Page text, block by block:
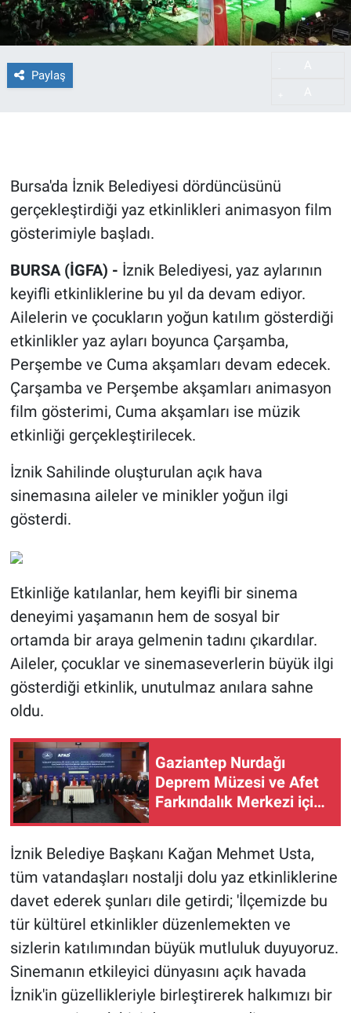
Paylaş
Bursa'da İznik Belediyesi dördüncüsünü
gerçekleştirdiği yaz etkinlikleri animasyon film
gösterimiyle başladı.
BURSA (İGFA) - İznik Belediyesi, yaz aylarının
keyifli etkinliklerine bu yıl da devam ediyor.
Ailelerin ve çocukların yoğun katılım gösterdiği
etkinlikler yaz ayları boyunca Çarşamba,
Perşembe ve Cuma akşamları devam edecek.
Çarşamba ve Perşembe akşamları animasyon
film gösterimi, Cuma akşamları ise müzik
etkinliği gerçekleştirilecek.
İznik Sahilinde oluşturulan açık hava
sinemasına aileler ve minikler yoğun ilgi
gösterdi.
Etkinliğe katılanlar, hem keyifli bir sinema
deneyimi yaşamanın hem de sosyal bir
ortamda bir araya gelmenin tadını çıkardılar.
Aileler, çocuklar ve sinemaseverlerin büyük ilgi
gösterdiği etkinlik, unutulmaz anılara sahne
oldu.
Gaziantep Nurdağı
Deprem Müzesi ve Afet
Farkındalık Merkezi için
İznik Belediye Başkanı Kağan Mehmet Usta,
tüm vatandaşları nostalji dolu yaz etkinliklerine
davet ederek şunları dile getirdi; 'İlçemizde bu
tür kültürel etkinlikler düzenlemekten ve
sizlerin katılımından büyük mutluluk duyuyoruz.
Sinemanın etkileyici dünyasını açık havada
İznik'in güzellikleriyle birleştirerek halkımızı bir